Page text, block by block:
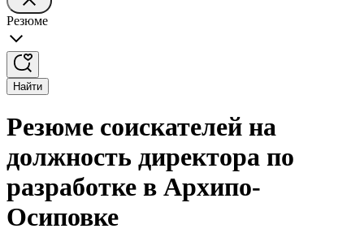
Резюме
Найти
Резюме соискателей на
должность директора по
разработке в Архипо-
Осиповке